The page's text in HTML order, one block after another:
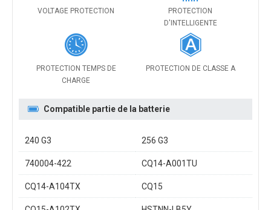
VOLTAGE PROTECTION
PROTECTION
D'INTELLIGENTE
PROTECTION TEMPS DE
CHARGE
PROTECTION DE CLASSE A
Compatible partie de la batterie
240 G3 256 G3
740004-422 CQ14-A001TU
CQ14-A104TX CQ15